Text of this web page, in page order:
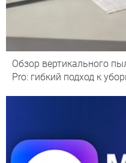
Обзор вертикального
Pro: гибкий подход к